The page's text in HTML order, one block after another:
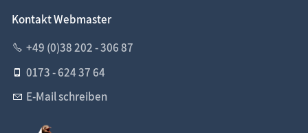
Kontakt Webmaster
+49 (0)38 202 - 306 87
0173 - 624 37 64
E-Mail schreiben